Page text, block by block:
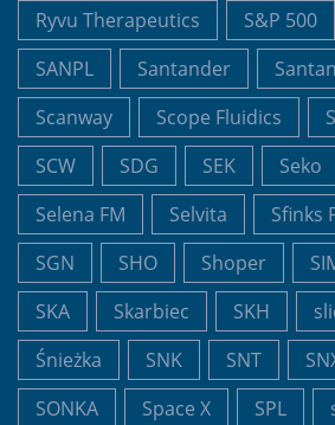
Ryvu Therapeutics
S&P 500
SANPL
Santander
Scanway
Scope Fluidics
SCW
SDG SEK Seko
Selena FM
Selvita Sfinks
SGN
SHO Shoper
SKA
Skarbiec SKH
Śnieżka
SNK SNT
SONKA
Space X SPL